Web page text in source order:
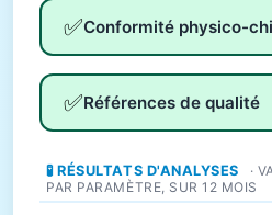
✅Conformité physico-
✅Références de qualité
🧪 RÉSULTATS D'ANALYSES
·
PAR PARAMÈTRE, SUR 12 MOIS